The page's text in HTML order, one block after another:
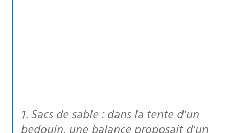
1. Sacs de sable : dans la tente d’un
bedouin, une balance proposait d’un